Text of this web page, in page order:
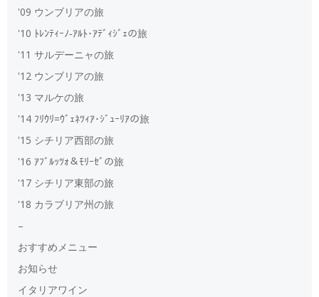
'09 ウンブリアの旅
'10 ﾄﾚﾝﾃｨｰﾉ‐ｱﾙﾄ･ｱﾃﾞｨｼﾞｪの旅
'11 サルデーニャの旅
'12 ウンブリアの旅
'13 マルケの旅
'14 ﾌﾘｳﾘ=ｳﾞｪﾈﾂｨｱ･ｼﾞｭｰﾘｱの旅
'15 シチリア西部の旅
'16 ｱﾌﾞﾙｯﾂｫ＆ﾓﾘｰｾﾞの旅
'17 シチリア東部の旅
'18 カラブリア州の旅
–
おすすめメニュー
お知らせ
イタリアワイン